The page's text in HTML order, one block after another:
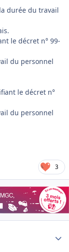
durée du travail
le décret n° 99-
du personnel
le décret n°
du personnel
3